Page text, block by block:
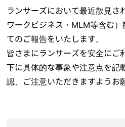
ランサーズにおいて最近散見さ
ワークビジネス・MLM等含む
てのご報告をいたします。
皆さまにランサーズを安全にご
下に具体的な事象や注意点を記
認、ご注意いただきますようお